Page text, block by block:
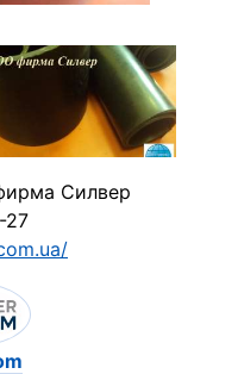
Силвер
27